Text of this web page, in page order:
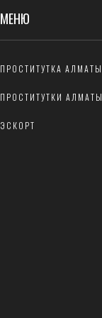
МЕНЮ
ПРОСТИТУТКА АЛМАТЫ
ПРОСТИТУТКИ АЛМАТЫ
ЭСКОРТ